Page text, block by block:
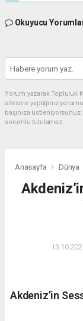
Okuyucu
Yorum yazarak Topluluk
sitesine yaptığınız
başınıza
sorumlu tutulamaz.
Anasayfa Dünya
Akdeniz’in